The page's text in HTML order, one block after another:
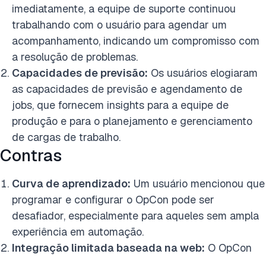
imediatamente, a equipe de suporte continuou
trabalhando com o usuário para agendar um
acompanhamento, indicando um compromisso com
a resolução de problemas.
Capacidades de previsão: Os usuários elogiaram
as capacidades de previsão e agendamento de
jobs, que fornecem insights para a equipe de
produção e para o planejamento e gerenciamento
de cargas de trabalho.
Contras
Curva de aprendizado: Um usuário mencionou que
programar e configurar o OpCon pode ser
desafiador, especialmente para aqueles sem ampla
experiência em automação.
Integração limitada baseada na web: O OpCon